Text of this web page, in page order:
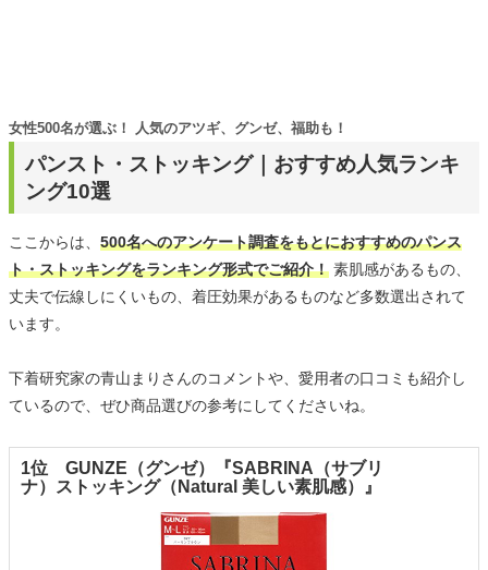
パンスト・ストッキング｜おすすめ人気ランキ
ング10選
女性500名が選ぶ！ 人気のアツギ、グンゼ、福助も！
ここからは、 500名へのアンケート調査をもとにおすすめのパンス
ト・ストッキングをランキング形式でご紹介！ 素肌感があるもの、
丈夫で伝線しにくいもの、着圧効果があるものなど多数選出されて
います。
下着研究家の青山まりさんのコメントや、愛用者の口コミも紹介し
ているので、ぜひ商品選びの参考にしてくださいね。
1位 GUNZE（グンゼ）『SABRINA（サブリ
ナ）ストッキング（Natural 美しい素肌感）』